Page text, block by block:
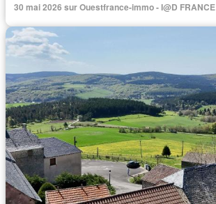
30 mai 2026 sur Ouestfrance-immo - I@D FRANCE